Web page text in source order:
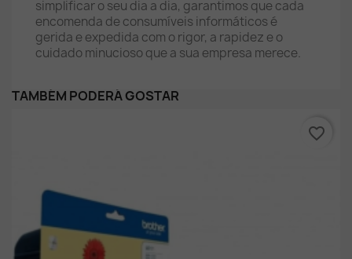
simplificar o seu dia a dia, garantimos que cada
encomenda de consumíveis informáticos é
gerida e expedida com o rigor, a rapidez e o
cuidado minucioso que a sua empresa merece.
TAMBÉM PODERÁ GOSTAR
favorite_border